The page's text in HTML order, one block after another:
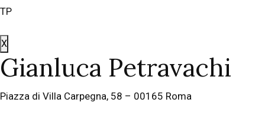
TP
X
Gianluca Petravachi
Piazza di Villa Carpegna, 58 – 00165 Roma